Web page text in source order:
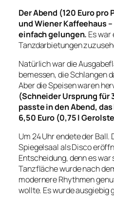
Der Abend (120 Euro
und Wiener Kaffeehaus
einfach gelungen. Es war
Tanzdarbietungen
Natürlich war die
bemessen, die Schlangen
Aber die Speisen waren
(Schneider Ursprung für
passte in den Abend,
6,50 Euro (0,75 l
Um 24 Uhr endete der
Spiegelsaal als Disco
Entscheidung, denn es war
Tanzfläche wurde nach
modernere Rhythmen
wollte. Es wurde ausgiebig